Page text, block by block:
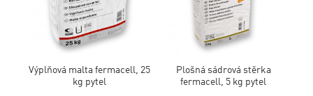
Výplňová malta fermacell, 25
kg pytel
Plošná sádrová stěrka
fermacell, 5 kg pytel